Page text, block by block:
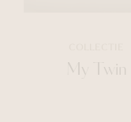
My Twin